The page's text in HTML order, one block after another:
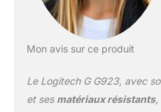
jeu
Mon avis sur ce produit
Le Logitech G G923, avec
et ses matériaux résistants,